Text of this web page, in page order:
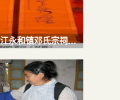
福建省泉州晋江永和镇邓氏宗祠重建庆典